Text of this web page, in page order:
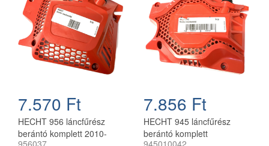
7.570 Ft
HECHT 956 láncfűrész
berántó komplett 2010-
7.856 Ft
HECHT 945 láncfűrész
berántó komplett